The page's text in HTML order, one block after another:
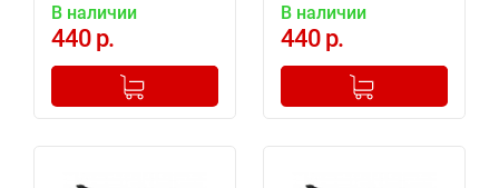
В наличии
440 р.
+
Добавлено в корзину
В наличии
440 р.
+
Добавлено в корзину